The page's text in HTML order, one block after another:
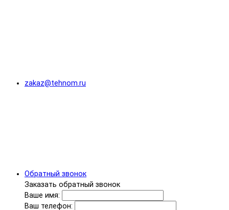
zakaz@tehnom.ru
Обратный звонок
Заказать обратный звонок
Ваше имя:
Ваш телефон: